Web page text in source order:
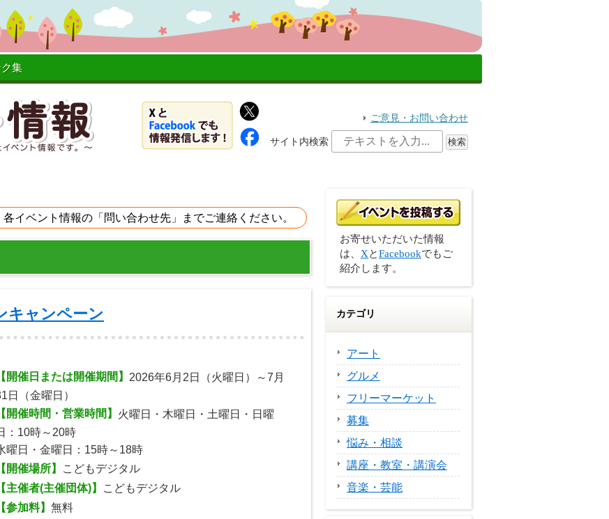
ク集
ご意見・お問い合わせ
サイト内検索
各イベント情報の「問い合わせ先」までご連絡ください。
キャンペーン
【開催日または開催期間】 2026年6月2日（火曜日）～7月
日（金曜日）
【開催時間・営業時間】 火曜日・木曜日・土曜日・日曜
：10時～20時
曜日・金曜日：15時～18時
【開催場所】
こどもデジタル
【主催者(主催団体)】
こどもデジタル
【参加料】 無料
お寄せいただいた情報
は、 XとFacebookでもご
紹介します。
カテゴリ
アート
グルメ
フリーマーケット
募集
悩み・相談
講座・教室・講演会
音楽・芸能